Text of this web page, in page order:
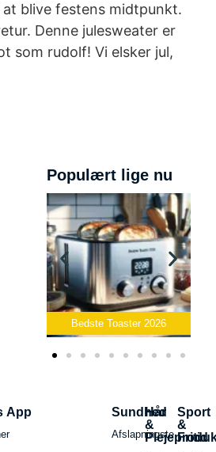
blive festens midtpunkt.
Denne julesweater er
som rudolf! Vi elsker jul,
Populært lige nu
Bedste Toaster 2026
App Sundhed
Afslapningste
Hår
&
Sport
&
Fritid